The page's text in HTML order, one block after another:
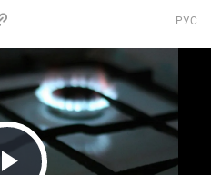
РУС